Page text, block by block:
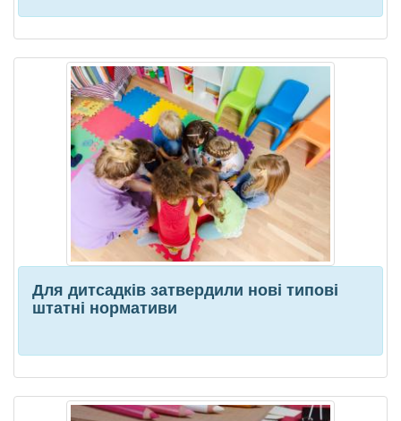
Для дитсадків затвердили нові типові
штатні нормативи